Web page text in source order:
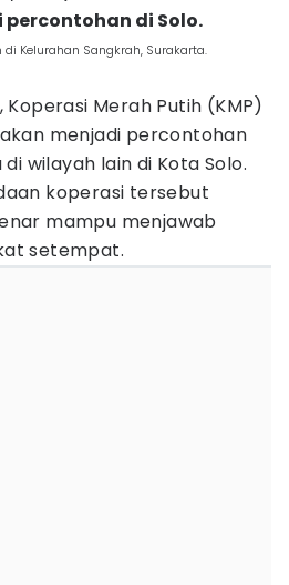
percontohan di Solo.
Kelurahan Sangkrah, Surakarta.
Merah Putih (KMP)
menjadi percontohan
wilayah lain di Kota Solo.
koperasi tersebut
mampu menjawab
setempat.